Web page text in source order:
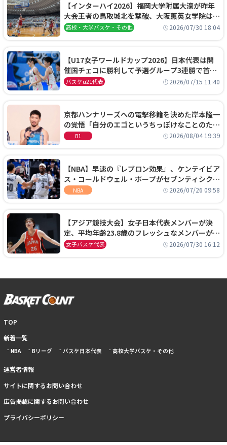
【インターハイ2026】福岡大学附属大濠が昨年
大会王者の鳥取城北を撃破、大阪薫英女学院は岐
阜女子に完勝、大会3日目試合結果
高校・大学バスケ・その他 2026/07/30 18:04
【U17女子ワールドカップ2026】日本代表は開
催国チェコに勝利して予選グループ3連勝で首位
通過！準々決勝の相手はエジプトに決定
バスケu21代表 2026/07/15 11:40
京都ハンナリーズへの電撃移籍を決めた岸本隆一
の覚悟「自分のエゴというちっぽけなことのため
に、京都に来たわけではない」
B1 2026/08/04 19:39
【NBA】早速の『レブロン効果』、ケンテイビア
ス・コールドウェル・ポープがセブンティシクサ
ーズに1年契約で加入
NBA 2026/07/26 09:58
【アジア競技大会】女子日本代表メンバーが決
定、平均年齢23.8歳のフレッシュなメンバーが日
本開催の大舞台で頂点を狙う
女子バスケ代表 2026/07/30 16:12
TOP
新着一覧
NBA Bリーグ バスケ日本代表 高校大学バスケ・その他
運営者情報
サイトに関するお問い合わせ
広告掲載に関するお問い合わせ
プライバシーポリシー